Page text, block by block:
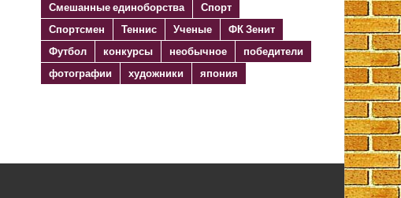
Смешанные единоборства
Спорт
Спортсмен
Теннис Ученые
ФК Зенит
Футбол
конкурсы необычное
победители
фотографии
художники япония